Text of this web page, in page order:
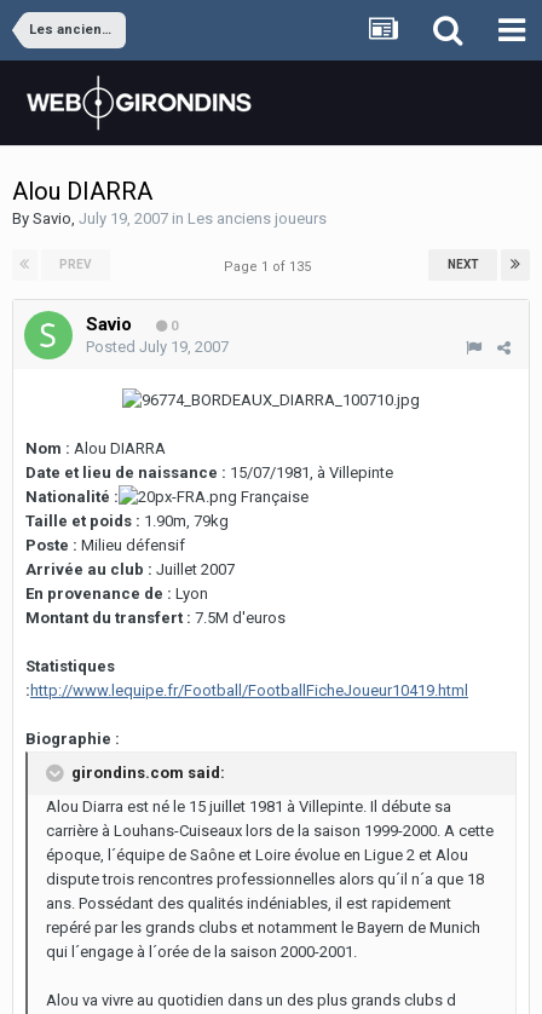
Les anciens joueurs
Alou DIARRA
By Savio, July 19, 2007 in Les anciens joueurs
PREV NEXT
Page 1 of 135
Savio 0
Posted July 19, 2007
Nom : Alou DIARRA
Date et lieu de naissance : 15/07/1981, à Villepinte
Nationalité :
Française
Taille et poids : 1.90m, 79kg
Poste : Milieu défensif
Arrivée au club : Juillet 2007
En provenance de : Lyon
Montant du transfert : 7.5M d'euros
Statistiques
: http://www.lequipe.fr/Football/FootballFicheJoueur10419.html
Biographie :
girondins.com said:
Alou Diarra est né le 15 juillet 1981 à Villepinte. Il débute sa
carrière à Louhans-Cuiseaux lors de la saison 1999-2000. A cette
époque, l´équipe de Saône et Loire évolue en Ligue 2 et Alou
dispute trois rencontres professionnelles alors qu´il n´a que 18
ans. Possédant des qualités indéniables, il est rapidement
repéré par les grands clubs et notamment le Bayern de Munich
qui l´engage à l´orée de la saison 2000-2001.
Alou va vivre au quotidien dans un des plus grands clubs d